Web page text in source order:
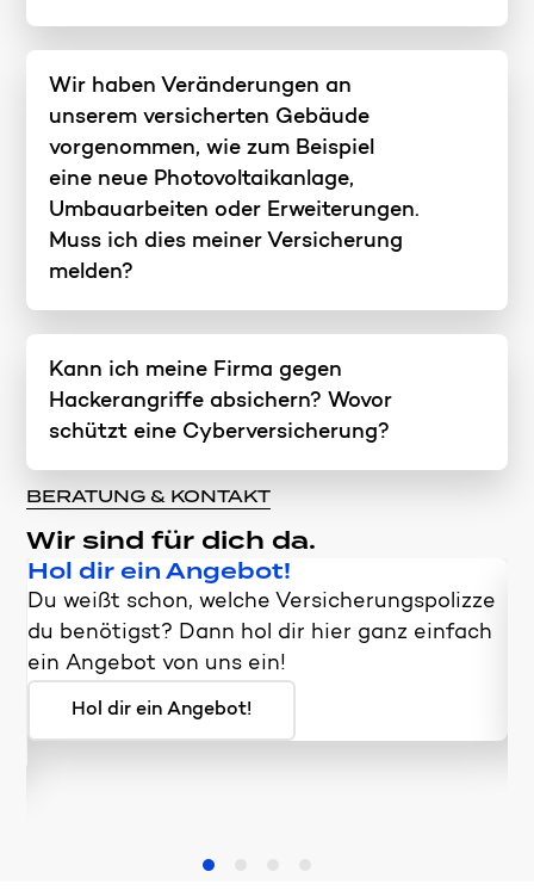
Wir haben Veränderungen an
unserem versicherten Gebäude
vorgenommen, wie zum Beispiel
eine neue Photovoltaikanlage,
Umbauarbeiten oder Erweiterungen.
Muss ich dies meiner Versicherung
melden?
Kann ich meine Firma gegen
Hackerangriffe absichern? Wovor
schützt eine Cyberversicherung?
BERATUNG & KONTAKT
Wir sind für dich da.
Hol dir ein Angebot!
Du weißt schon, welche Versicherungspolizze
du benötigst? Dann hol dir hier ganz einfach
ein Angebot von uns ein!
Hol dir ein Angebot!